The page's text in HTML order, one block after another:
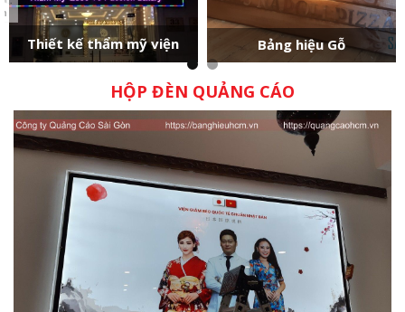
Thiết kế thẩm mỹ viện Bảng hiệu Gỗ
HỘP ĐÈN QUẢNG CÁO